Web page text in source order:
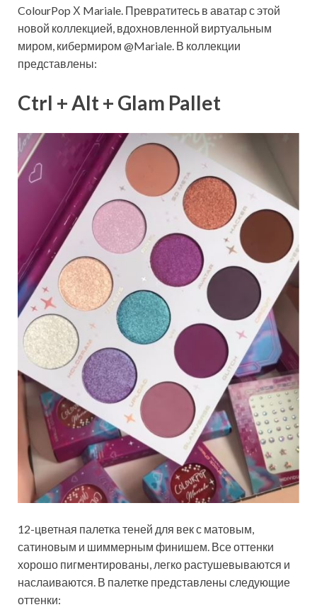
ColourPop Х Mariale. Превратитесь в аватар с этой
новой коллекцией, вдохновленной виртуальным
миром, кибермиром @Mariale. В коллекции
представлены:
Ctrl + Alt + Glam Pallet
12-цветная палетка теней для век с матовым,
сатиновым и шиммерным финишем. Все оттенки
хорошо пигментированы, легко растушевываются и
наслаиваются. В палетке представлены следующие
оттенки: